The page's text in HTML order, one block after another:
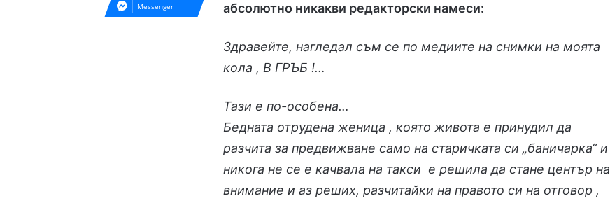
абсолютно никакви редакторски намеси:
Здравейте, нагледал съм се по медиите на снимки на моята
кола , В ГРЪБ !…
Тази е по-особена…
Бедната отрудена женица , която живота е принудил да
разчита за предвижване само на старичката си „баничарка“ и
никога не се е качвала на такси е решила да стане център на
внимание и аз реших, разчитайки на правото си на отговор ,
Messenger